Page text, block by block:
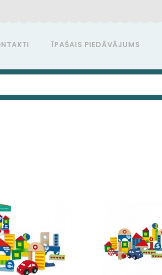
ĪPAŠAIS PIEDĀVĀJUMS